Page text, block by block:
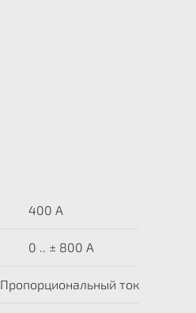
400 A
0 .. ± 800 А
Пропорциональный ток